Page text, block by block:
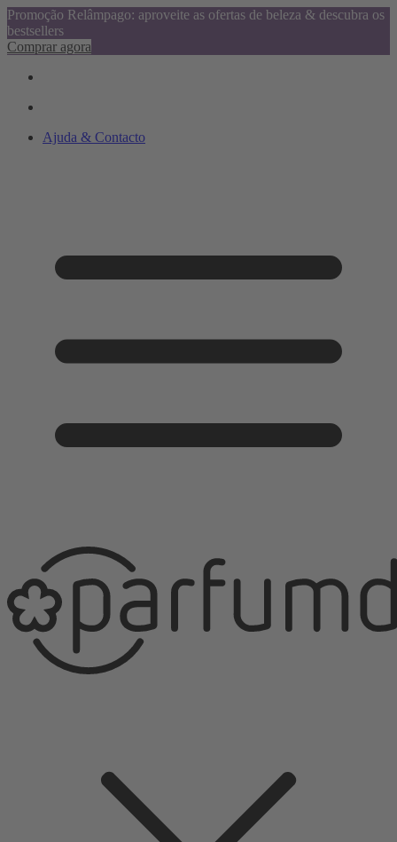
Promoção Relâmpago: aproveite as ofertas de beleza & descubra os
bestsellers
Comprar agora
Ajuda & Contacto